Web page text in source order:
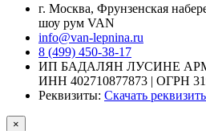
г. Москва, Фрунзенская
шоу рум VAN
info@van-lepnina.ru
8 (499) 450-38-17
ИП БАДАЛЯН ЛУСИНЕ
ИНН 402710877873 | ОГРН
Реквизиты: Скачать
×